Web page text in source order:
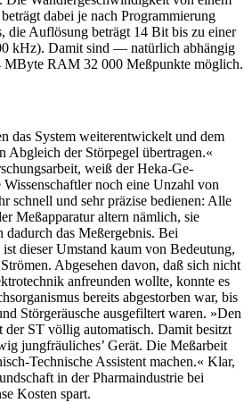
dabei je nach Programmierung
die Auflösung beträgt 14 Bit bis zu einer
kHz). Damit sind — natürlich abhängig
RAM 32 000 Meßpunkte möglich.
das System weiterentwickelt und dem
Abgleich der Störpegel übertragen.«
weiß der Heka-Ge-
noch eine Unzahl von
schnell und sehr präzise bedienen: Alle
Meßapparatur altern nämlich, sie
dadurch das Meßergebnis. Bei
dieser Umstand kaum von Bedeutung,
Abgesehen davon, daß sich nicht
anfreunden wollte, konnte es
bereits abgestorben war, bis
Störgeräusche ausgefiltert waren. »Den
ST völlig automatisch. Damit besitzt
jungfräuliches’ Gerät. Die Meßarbeit
Technische Assistent machen.« Klar,
in der Pharmaindustrie bei
Kosten spart.